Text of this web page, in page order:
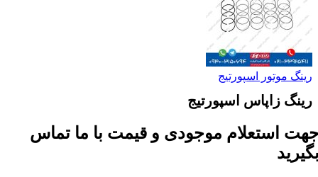
رینگ موتور اسپورتیج
رینگ زاپاس اسپورتیج
استعلام موجودی و قیمت با ما تماس